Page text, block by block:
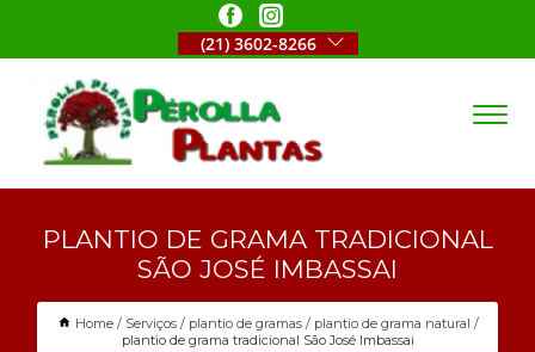
(21) 3602-8266
PLANTIO DE GRAMA TRADICIONAL
SÃO JOSÉ IMBASSAI
Home Serviços plantio de gramas
plantio de grama natural
plantio de grama tradicional São José Imbassai